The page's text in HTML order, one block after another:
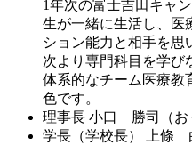
1年次の富士吉田キャ
生が一緒に生活し、医
ション能力と相手を思
次より専門科目を学び
体系的なチーム医療教
色です。
理事長 小口 勝司（お
学長（学校長）
上條